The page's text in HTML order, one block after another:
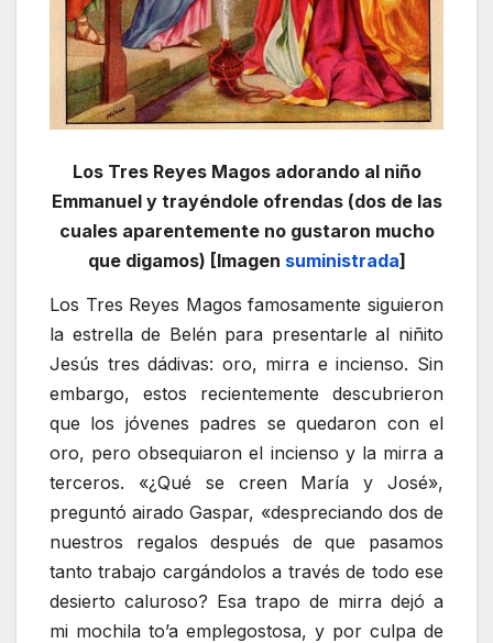
Los Tres Reyes Magos adorando al niño
Emmanuel y trayéndole ofrendas (dos de las
cuales aparentemente no gustaron mucho
que digamos) [Imagen suministrada]
Los Tres Reyes Magos famosamente siguieron
la estrella de Belén para presentarle al niñito
Jesús tres dádivas: oro, mirra e incienso. Sin
embargo, estos recientemente descubrieron
que los jóvenes padres se quedaron con el
oro, pero obsequiaron el incienso y la mirra a
terceros. «¿Qué se creen María y José»,
preguntó airado Gaspar, «despreciando dos de
nuestros regalos después de que pasamos
tanto trabajo cargándolos a través de todo ese
desierto caluroso? Esa trapo de mirra dejó a
mi mochila to’a emplegostosa, y por culpa de